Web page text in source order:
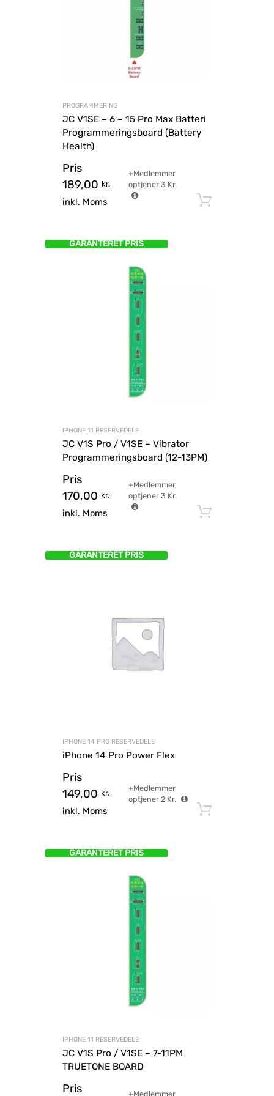
PROGRAMMERING
JC V1SE – 6 – 15 Pro Max Batteri
Programmeringsboard (Battery
Health)
Pris
189,00 kr.
inkl. Moms
+Medlemmer
optjener 3 Kr.
GARANTERET PRIS
IPHONE 11 RESERVEDELE
JC V1S Pro / V1SE – Vibrator
Programmeringsboard (12-13PM)
Pris
170,00 kr.
inkl. Moms
+Medlemmer
optjener 3 Kr.
GARANTERET PRIS
IPHONE 14 PRO RESERVEDELE
iPhone 14 Pro Power Flex
Pris
149,00 kr.
inkl. Moms
+Medlemmer
optjener 2Kr.
GARANTERET PRIS
IPHONE 11 RESERVEDELE
JC V1S Pro / V1SE – 7-11PM
TRUETONE BOARD
Pris
+Medlemmer